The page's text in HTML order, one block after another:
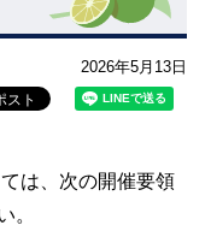
2026年5月13日
は、次の開催要領
。